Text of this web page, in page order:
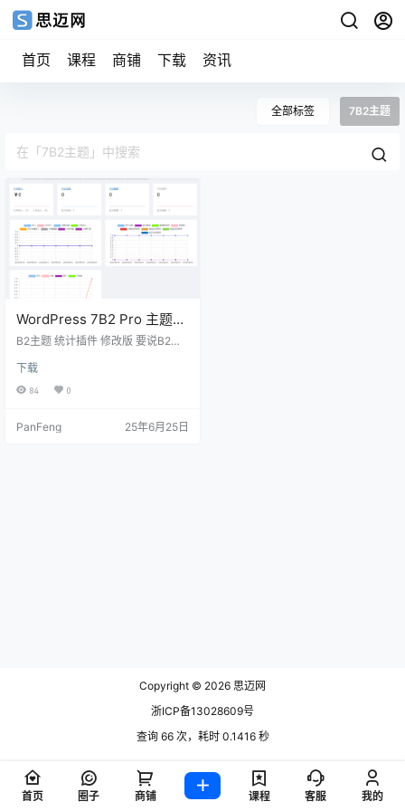
首页 课程 商铺 下载 资讯
全部标签 7B2主题
WordPress 7B2 Pro 主题统
计插件修改版
B2主题 统计插件 修改版 要说B2主
者的。3xs在7b2时期就开发过很多
款插件了。 这个B2统计插件是专门
比如下载资源统计、签到统计、搜
下载
84 0
PanFeng 25年6月25日
Copyright © 2026 思迈网
浙ICP备13028609号
查询 66 次，耗时 0.1416 秒
首页 圈子 商铺 课程 客服 我的